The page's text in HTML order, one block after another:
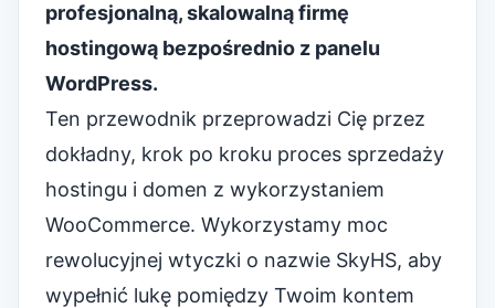
profesjonalną, skalowalną firmę
hostingową bezpośrednio z panelu
WordPress.
Ten przewodnik przeprowadzi Cię przez
dokładny, krok po kroku proces sprzedaży
hostingu i domen z wykorzystaniem
WooCommerce. Wykorzystamy moc
rewolucyjnej wtyczki o nazwie SkyHS, aby
wypełnić lukę pomiędzy Twoim kontem